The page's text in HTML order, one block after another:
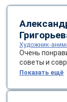
Художник-
Очень
советы и
Показать ещё
online
Свяжитесь с